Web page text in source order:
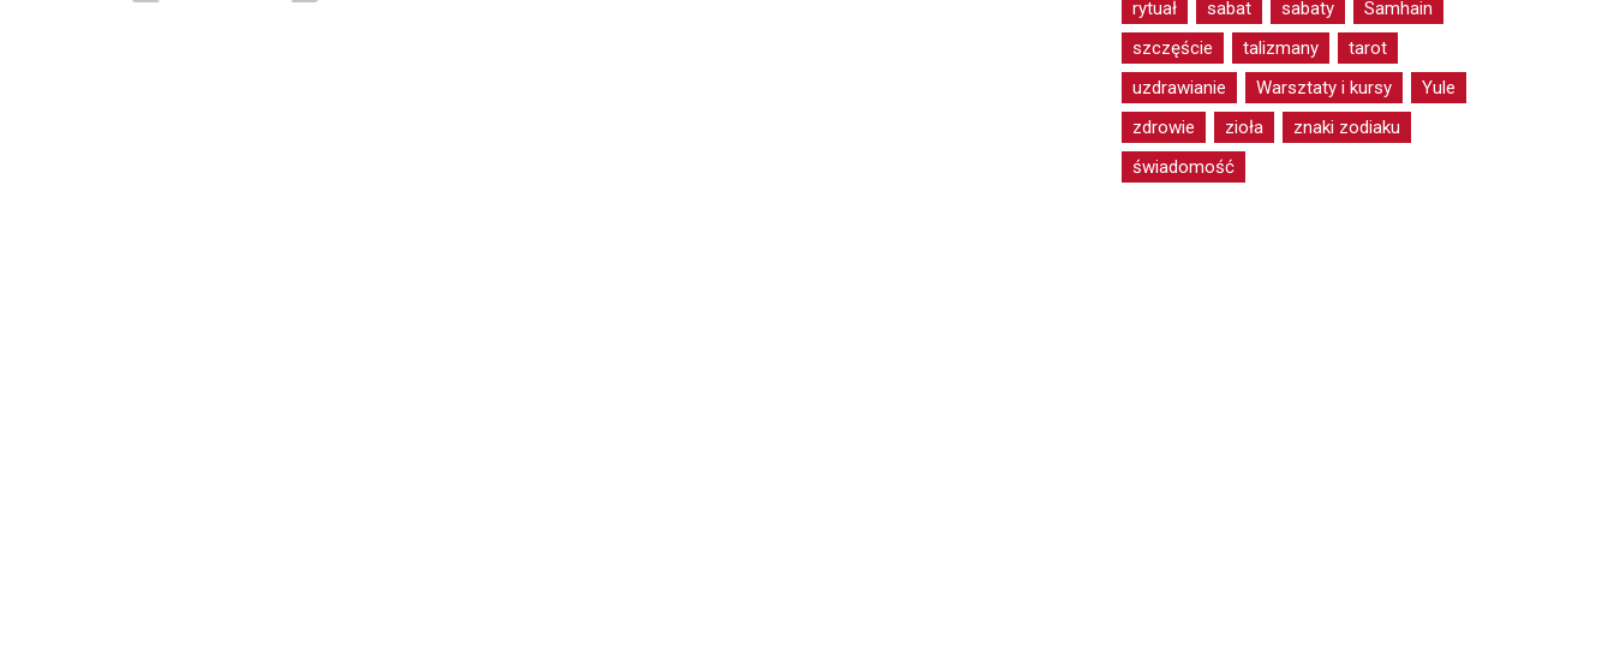
rytuał
sabat sabaty
Samhain
szczęście
talizmany
tarot
uzdrawianie
Warsztaty i kursy
Yule
zdrowie
zioła
znaki zodiaku
świadomość